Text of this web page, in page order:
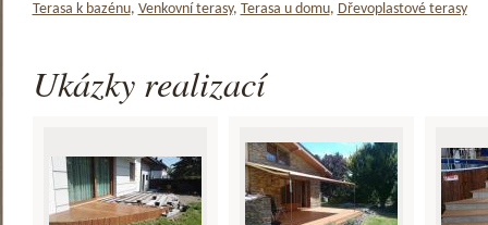
Terasa k bazénu, Venkovní terasy, Terasa u domu, Dřevoplastové terasy
Ukázky realizací